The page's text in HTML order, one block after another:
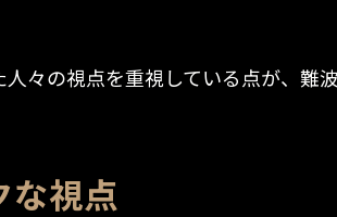
々の視点を重視している点が、難
な視点